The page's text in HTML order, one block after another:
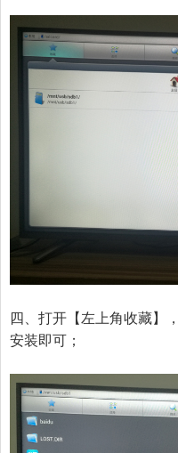
四、打开【左上角收藏】 ，
安装即可；